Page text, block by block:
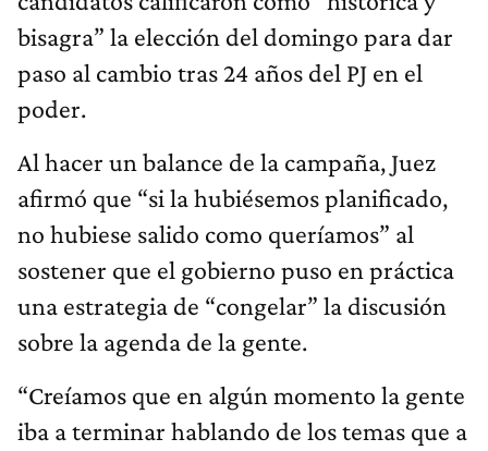
bisagra” la elección del domingo para dar
paso al cambio tras 24 años del PJ en el
poder.
Al hacer un balance de la campaña, Juez
afirmó que “si la hubiésemos planificado,
no hubiese salido como queríamos” al
sostener que el gobierno puso en práctica
una estrategia de “congelar” la discusión
sobre la agenda de la gente.
“Creíamos que en algún momento la gente
iba a terminar hablando de los temas que a